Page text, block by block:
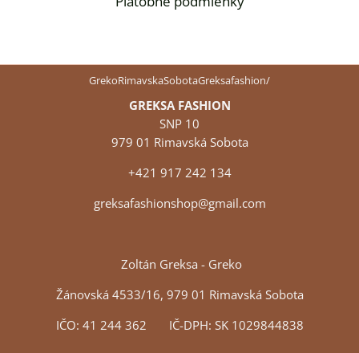
GrekoRimavskaSobotaGreksafashion/
GREKSA FASHION
SNP 10
979 01 Rimavská Sobota
+421 917 242 134
greksafashionshop@gmail.com
Zoltán Greksa - Greko
Žánovská 4533/16, 979 01 Rimavská Sobota
IČO: 41 244 362 IČ-DPH: SK 1029844838